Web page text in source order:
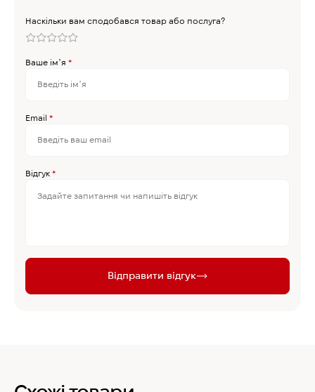
Наскільки вам сподобався товар або послуга?
Ваше імʼя *
Email *
Відгук *
Відправити відгук